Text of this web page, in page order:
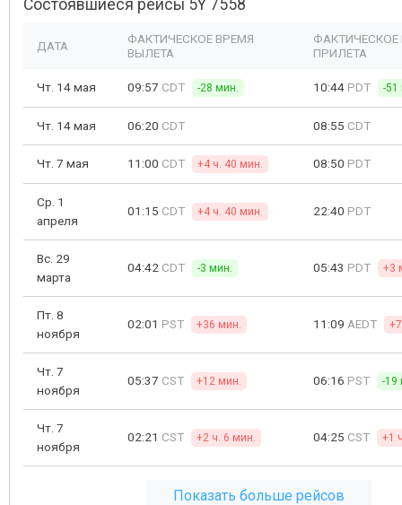
Состоявшиеся рейсы 5Y 7558
ДАТА
ФАКТИЧЕСКОЕ ВРЕМЯ
ВЫЛЕТА
ФАКТИЧЕСКОЕ
ПРИЛЕТА
Чт. 14 мая 09:57 CDT -28 мин. 10:44 PDT -51
Чт. 14 мая 06:20 CDT 08:55 CDT
Чт. 7 мая 11:00 CDT +4 ч. 40 мин. 08:50 PDT
Ср. 1
апреля
01:15 CDT +4 ч. 40 мин. 22:40 PDT
Вс. 29
марта
04:42 CDT -3 мин. 05:43 PDT +3
Пт. 8
ноября
02:01 PST +36 мин. 11:09 AEDT
Чт. 7
ноября
05:37 CST +12 мин. 06:16 PST -19
Чт. 7
ноября
02:21 CST +2 ч. 6 мин. 04:25 CST +1
Показать больше рейсов